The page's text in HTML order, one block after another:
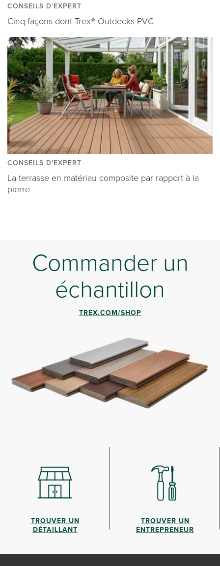
CONSEILS D’EXPERT
Cinq façons dont Trex® Outdecks PVC
CONSEILS D’EXPERT
La terrasse en matériau composite par rapport à la
pierre
Commander un
échantillon
TREX.COM/SHOP
TROUVER UN
DÉTAILLANT
TROUVER UN
ENTREPRENEUR